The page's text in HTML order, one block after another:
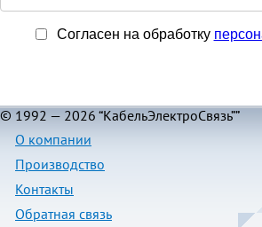
Согласен на обработку
© 1992 — 2026 “КабельЭлектроСвязь””
О компании
Производство
Контакты
Обратная связь